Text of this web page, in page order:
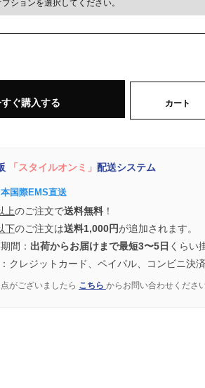
ぐ購入する カート
「スタイルオンミ」 配送システム
国際EMS直送
上のご注文で送料無料 ！
下のご注文は送料1,000円が追加されます。
間： 出荷からお届けまで最短3〜5日 くらい
クレジットカード、ペイパル、コンビニ決済
がございましたら こちら からお問い合わせください